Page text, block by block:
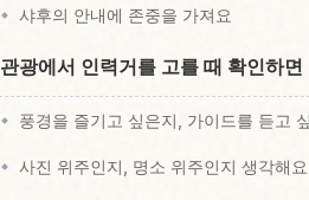
샤후의 안내에 존중을 가져요
관광에서 인력거를 고를 때 확인하면
풍경을 즐기고 싶은지, 가이드를 듣고
사진 위주인지, 명소 위주인지 생각해요